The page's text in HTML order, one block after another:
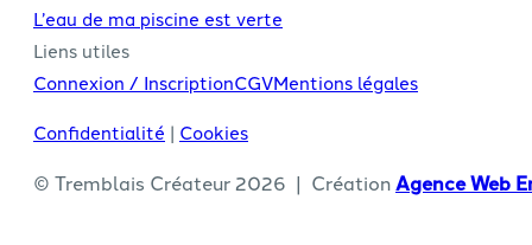
L’eau de ma piscine est verte
Liens utiles
Connexion / InscriptionCGVMentions légales
Confidentialité | Cookies
© Tremblais Créateur 2026 | CréationAgence Web